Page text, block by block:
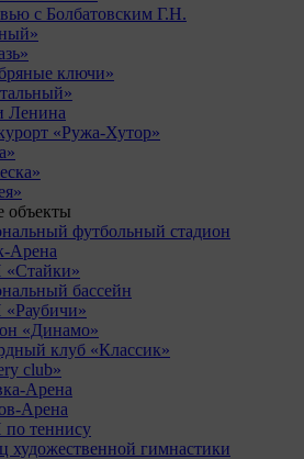
с Болбатовским Г.Н.
ключи»
Ленина
«Ружа-Хутор»
объекты
футбольный стадион
Арена
бассейн
«Динамо»
клуб «Классик»
club»
Арена
Арена
теннису
художественной гимнастики